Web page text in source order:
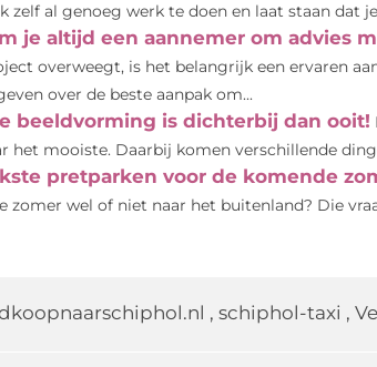
zelf al genoeg werk te doen en laat staan dat
je altijd een aannemer om advies
overweegt, is het belangrijk een ervaren
over de beste aanpak om...
beeldvorming is dichterbij dan ooit!
het mooiste. Daarbij komen verschillende
pretparken voor de komende
zomer wel of niet naar het buitenland? Die
, schiphol-taxi ,